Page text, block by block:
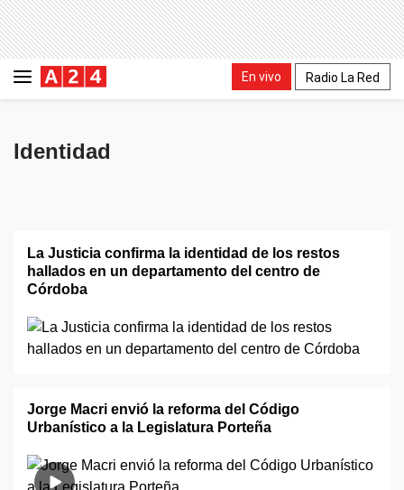
En vivo Radio La Red
Identidad
La Justicia confirma la identidad de los restos
hallados en un departamento del centro de
Córdoba
Jorge Macri envió la reforma del Código
Urbanístico a la Legislatura Porteña